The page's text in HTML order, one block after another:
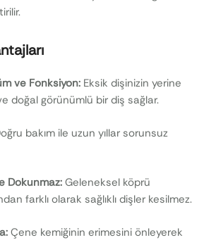
ve Fonksiyon: Eksik dişinizin yerine
doğal görünümlü bir diş sağlar.
bakım ile uzun yıllar sorunsuz
Dokunmaz:Geleneksel köprü
farklı olarak sağlıklı dişler kesilmez.
Çene kemiğinin erimesini önleyerek